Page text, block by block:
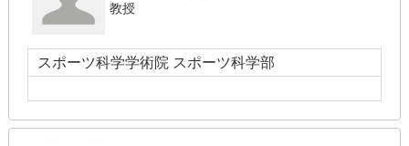
教授
スポーツ科学学術院 スポーツ科学部